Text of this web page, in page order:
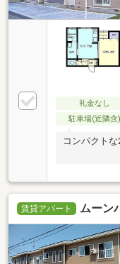
礼金なし
駐車場(近隣含)
コンパクトな
賃貸アパート ムーン